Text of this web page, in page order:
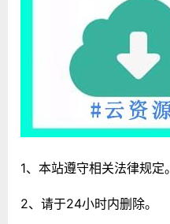
1、本站遵守相关法律规定。
2、请于24小时内删除。